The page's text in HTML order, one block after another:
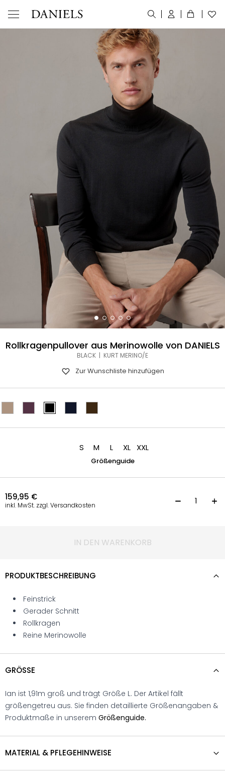
Rollkragenpullover aus Merinowolle von DANIELS
BLACK | KURT MERINO/E
Zur Wunschliste hinzufügen
S M L XL XXL
Größenguide
159,95 €
inkl. MwSt. zzgl. Versandkosten
IN DEN WARENKORB
PRODUKTBESCHREIBUNG
Feinstrick
Gerader Schnitt
Rollkragen
Reine Merinowolle
GRÖSSE
Ian ist 1,91m groß und trägt Größe L. Der Artikel fällt
größengetreu aus. Sie finden detaillierte Größenangaben &
Produktmaße in unserem Größenguide.
MATERIAL & PFLEGEHINWEISE